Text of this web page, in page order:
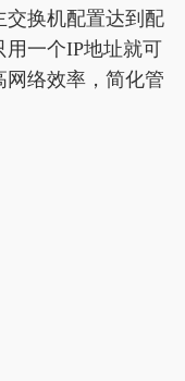
交换机配置达到配
一个IP地址就可
网络效率，简化管